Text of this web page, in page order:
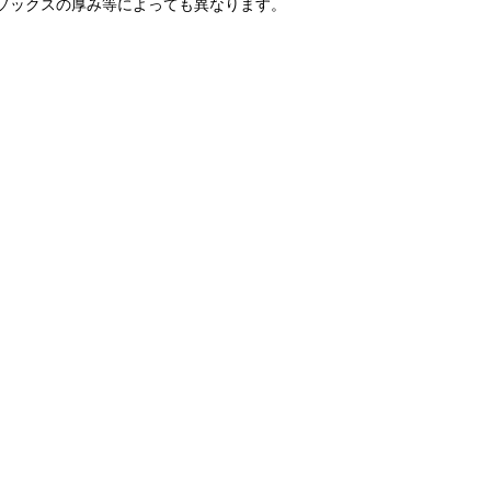
ックスの厚み等によっても異なります。